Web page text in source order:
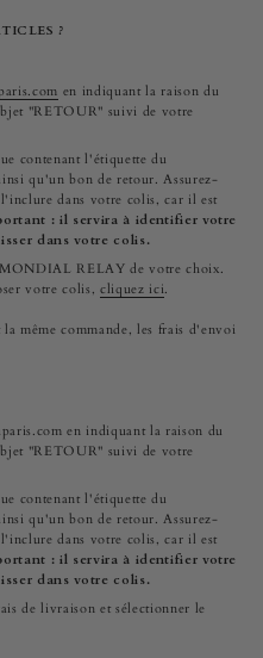
?
en indiquant la raison du
"RETOUR" suivi de votre
contenant l'étiquette du
qu'un bon de retour. Assurez-
dans votre colis, car il est
: il servira à identifier votre
dans votre colis.
RELAY de votre choix.
votre colis, cliquez ici.
même commande, les frais d'envoi
en indiquant la raison du
"RETOUR" suivi de votre
contenant l'étiquette du
qu'un bon de retour. Assurez-
dans votre colis, car il est
: il servira à identifier votre
dans votre colis.
de livraison et sélectionner le